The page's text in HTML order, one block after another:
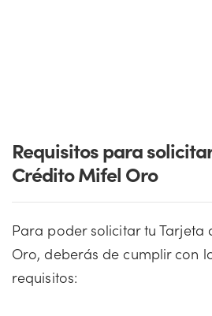
Requisitos para
Crédito Mifel Oro
Para poder solicitar tu Tarjeta
Oro, deberás de cumplir con
requisitos: